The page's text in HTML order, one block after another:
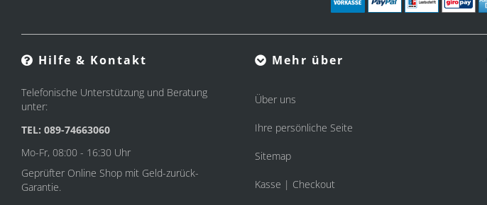
Hilfe & Kontakt
Telefonische Unterstützung und Beratung
unter:
TEL: 089-74663060
Mo-Fr, 08:00 - 16:30 Uhr
Geprüfter Online Shop mit Geld-zurück-
Garantie.
Mehr über
Über uns
Ihre persönliche Seite
Sitemap
Kasse | Checkout